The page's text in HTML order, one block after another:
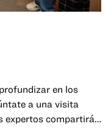
en los
a una visita
expertos compartirán